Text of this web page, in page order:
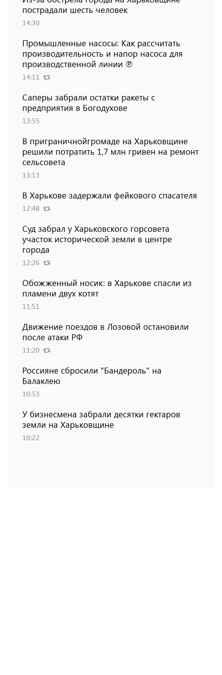
пострадали шесть человек
14:30
Промышленные насосы: Как рассчитать
производительность и напор насоса для
производственной линии ℗
14:11
Саперы забрали остатки ракеты с
предприятия в Богодухове
13:55
В приграничнойгромаде на Харьковщине
решили потратить 1,7 млн ​​гривен на ремонт
сельсовета
13:13
В Харькове задержали фейкового спасателя
12:48
Суд забрал у Харьковского горсовета
участок исторической земли в центре
города
12:26
Обожженный носик: в Харькове спасли из
пламени двух котят
11:51
Движение поездов в Лозовой остановили
после атаки РФ
11:20
Россияне сбросили "Бандероль" на
Балаклею
10:53
У бизнесмена забрали десятки гектаров
земли на Харьковщине
10:22